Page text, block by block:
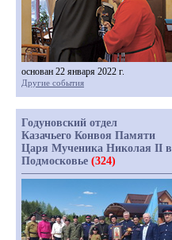
основан 22 января 2022 г.
Другие события
Годуновский отдел
Казачьего Конвоя Памяти
Царя Мученика Николая II в
Подмосковье (324)